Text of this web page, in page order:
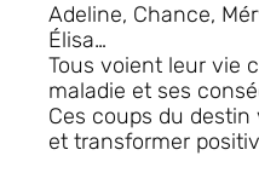
Adeline, Chance,
Élisa…
Tous voient leur vie
maladie et ses
Ces coups du
et transformer